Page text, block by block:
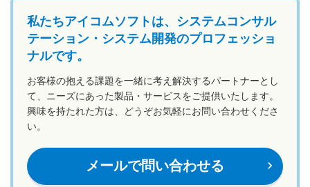
私たちアイコムソフトは、システムコンサル
テーション・システム開発のプロフェッショ
ナルです。
お客様の抱える課題を一緒に考え解決するパートナーとし
て、ニーズにあった製品・サービスをご提供いたします。
興味を持たれた方は、どうぞお気軽にお問い合わせくださ
い。
メールで問い合わせる navigate_next